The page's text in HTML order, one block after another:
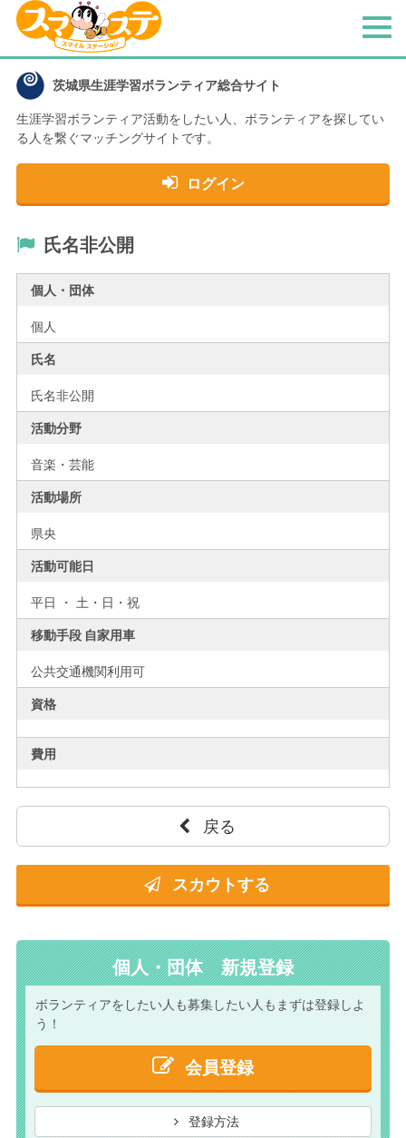
茨城県生涯学習ボランティア総合サイト
生涯学習ボランティア活動をしたい人、 ボランティアを探してい
る人を繋ぐマッチングサイトです。
ログイン
メ
氏名非公開
個人・団体
個人
氏名
氏名非公開
活動分野
音楽・芸能
活動場所
県央
活動可能日
平日 ・ 土・日・祝
移動手段 自家用車
公共交通機関利用可
資格
費用
戻る
スカウトする
個人・団体 新規登録
ボランティアをしたい人も募集したい人もまずは登録しよ
う！
会員登録
登録方法